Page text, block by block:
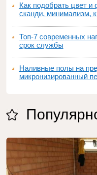
Как подобрать цвет и
сканди, минимализм,
Топ‑7 современных
срок службы
Наливные полы на
микронизированный